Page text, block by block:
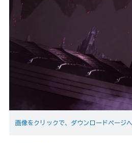
画像をクリックで、ダウンロードページへ